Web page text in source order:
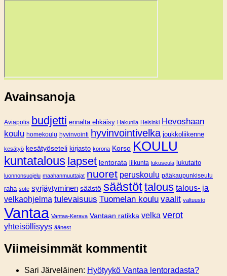
Avainsanoja
Aviapolis budjetti ennalta ehkäisy Hakunila Helsinki Hevoshaan
koulu homekoulu hyvinvointi hyvinvointivelka joukkoliikenne
kesätyö kesätyöseteli kirjasto korona Korso KOULU
kuntatalous lapset lentorata liikunta lukuseula lukutaito
luonnonsuojelu maahanmuuttajat nuoret peruskoulu pääkaupunkiseutu
raha sote syrjäytyminen säästö säästöttalous talous- ja
velkaohjelma tulevaisuus Tuomelan koulu vaalit valtuusto
Vantaa Vantaa-Kerava Vantaan ratikka velka verot
yhteisöllisyys äänest
Viimeisimmät kommentit
Sari Järveläinen: Hyötyykö Vantaa lentoradasta?